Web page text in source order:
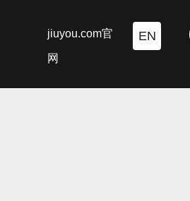
jiuyou.com官
网
EN